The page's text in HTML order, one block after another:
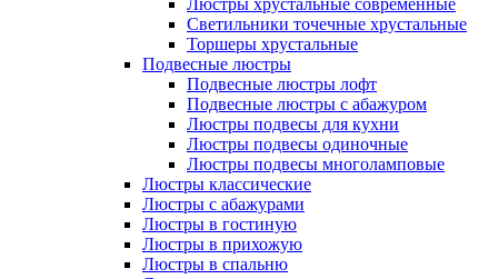
Люстры хрустальные современные
Светильники точечные хрустальные
Торшеры хрустальные
Подвесные люстры
Подвесные люстры лофт
Подвесные люстры с абажуром
Люстры подвесы для кухни
Люстры подвесы одиночные
Люстры подвесы многоламповые
Люстры классические
Люстры с абажурами
Люстры в гостиную
Люстры в прихожую
Люстры в спальню